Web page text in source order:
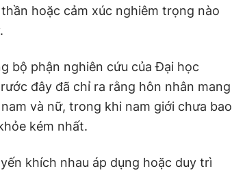
hoặc cảm xúc nghiêm trọng nào
bộ phận nghiên cứu của Đại học
đây đã chỉ ra rằng hôn nhân mang
và nữ, trong khi nam giới chưa bao
kém nhất.
khích nhau áp dụng hoặc duy trì